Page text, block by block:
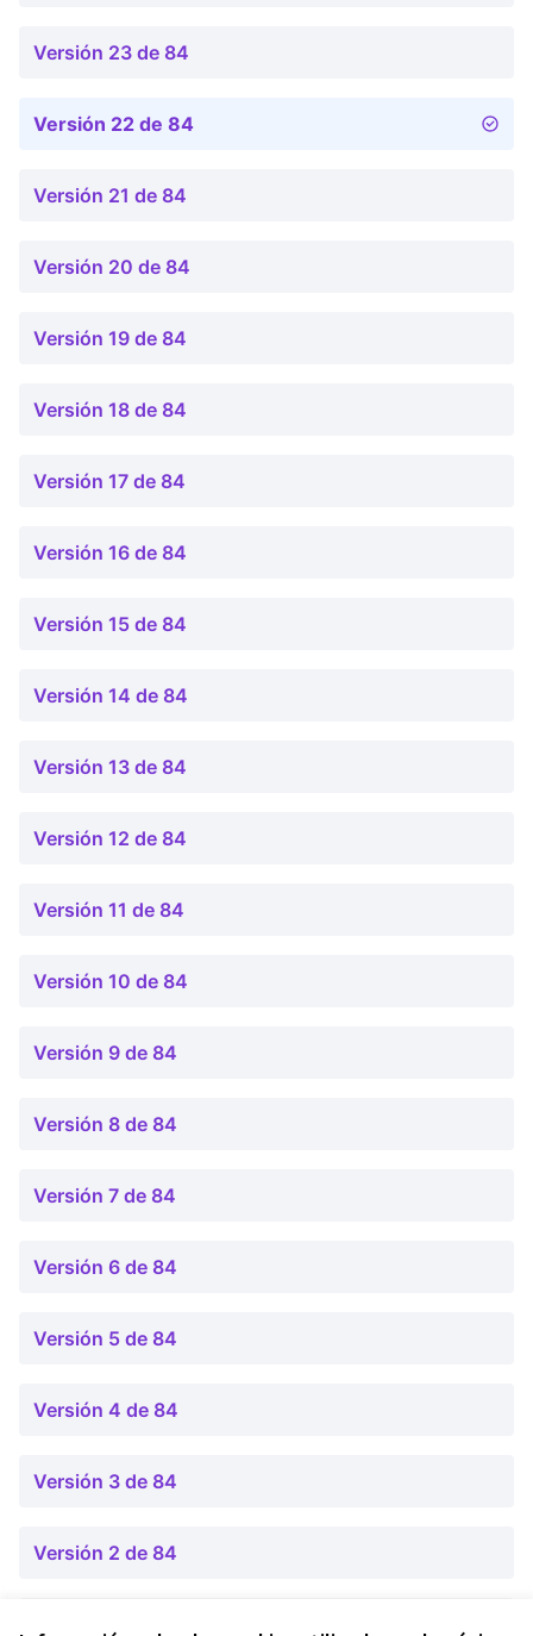
Versión 23 de 84
Versión 22 de 84
Versión 21 de 84
Versión 20 de 84
Versión 19 de 84
Versión 18 de 84
Versión 17 de 84
Versión 16 de 84
Versión 15 de 84
Versión 14 de 84
Versión 13 de 84
Versión 12 de 84
Versión 11 de 84
Versión 10 de 84
Versión 9 de 84
Versión 8 de 84
Versión 7 de 84
Versión 6 de 84
Versión 5 de 84
Versión 4 de 84
Versión 3 de 84
Versión 2 de 84